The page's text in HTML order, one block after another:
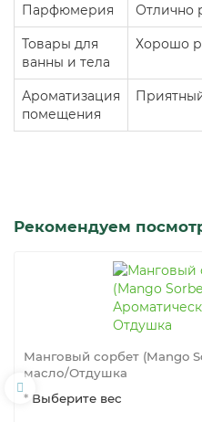
Парфюмерия Отлично
Товары для
ванны и тела
Хорошо
Ароматизация
помещения
Рекомендуем
Манговый сорбет (Mango
масло/Отдушка
* Выберите вес